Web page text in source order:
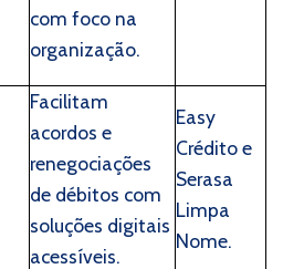
com foco na
organização.
Facilitam
acordos e
renegociações
de débitos com
soluções digitais
acessíveis.
Easy
Crédito e
Serasa
Limpa
Nome.